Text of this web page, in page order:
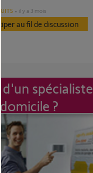
il y a 3 mois
au fil de discussion
spécialiste
?